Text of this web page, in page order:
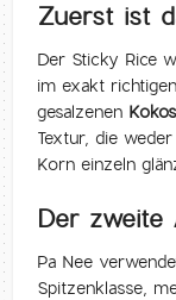
Zuerst ist
Der Sticky Rice
im exakt
gesalzenen
Textur, die
Korn einzeln
Der zweite
Pa Nee
Spitzenklasse,